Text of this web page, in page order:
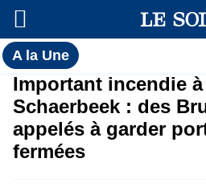
A la UneToutes
l'actualité
du Soir
A
la
Une
Important incendie à
Schaerbeek : des
appelés à garder
fermées